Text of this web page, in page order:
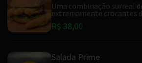
Uma combinação surreal
extremamente crocantes
R$ 38,00
Salada Prime